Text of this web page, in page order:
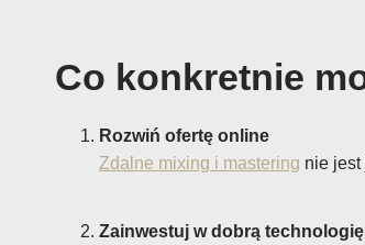
Co konkretnie
Rozwiń ofertę online
Zdalne mixing i mastering nie jest
Zainwestuj w dobrą technologię